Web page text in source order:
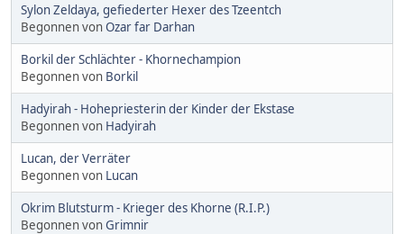
Sylon Zeldaya, gefiederter Hexer des Tzeentch
Begonnen vonOzar far Darhan
Borkil der Schlächter - Khornechampion
Begonnen von Borkil
Hadyirah - Hohepriesterin der Kinder der Ekstase
Begonnen von Hadyirah
Lucan, der Verräter
Begonnen von Lucan
Okrim Blutsturm - Krieger des Khorne (R.I.P.)
Begonnen vonGrimnir